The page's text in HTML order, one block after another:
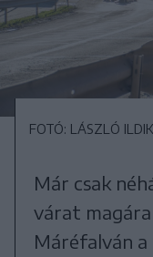
FOTÓ: LÁSZLÓ
Már csak
várat magára
Máréfalván a